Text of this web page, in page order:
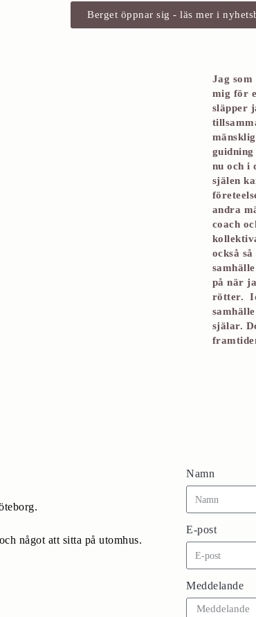
Berget öppnar sig - läs mer i
Jag
mig för
släpper
nu och i
själen
andra
coach
också
på när
rötter.
själar.
något att sitta på utomhus.
Namn
E-post
Meddelande